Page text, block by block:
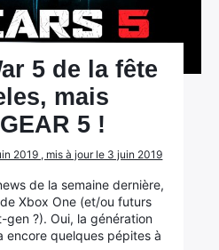
5 de la fête
mais
5 !
2019 , mis à jour le 3 juin 2019
de la semaine dernière,
Xbox One (et/ou futurs
?). Oui, la génération
encore quelques pépites à